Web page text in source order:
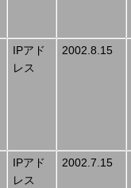
IPアド
レス
2002.8.15
IPアド
レス
2002.7.15